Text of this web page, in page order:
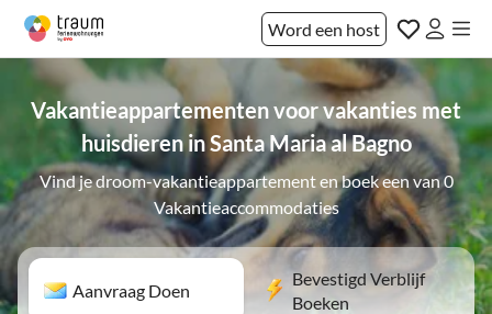
Word een host
Vakantieappartementen voor vakanties met
huisdieren in Santa Maria al Bagno
Vind je droom-vakantieappartement en boek een van 0
Vakantieaccommodaties
Aanvraag Doen
Bevestigd Verblijf
Boeken